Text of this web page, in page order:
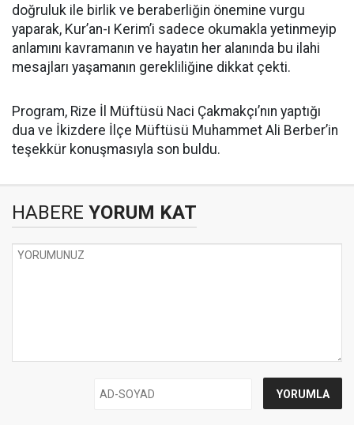
doğruluk ile birlik ve beraberliğin önemine vurgu
yaparak, Kur’an-ı Kerim’i sadece okumakla yetinmeyip
anlamını kavramanın ve hayatın her alanında bu ilahi
mesajları yaşamanın gerekliliğine dikkat çekti.
Program, Rize İl Müftüsü Naci Çakmakçı’nın yaptığı
dua ve İkizdere İlçe Müftüsü Muhammet Ali Berber’in
teşekkür konuşmasıyla son buldu.
HABERE YORUM KAT